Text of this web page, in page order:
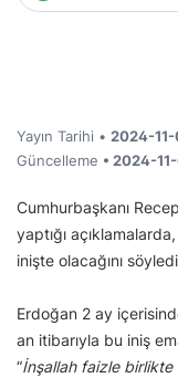
Yayın Tarihi • 2024-
Güncelleme • 2024-
Cumhurbaşkanı
yaptığı
inişte olacağını
Erdoğan 2 ay
an itibarıyla bu iniş
“İnşallah faizle